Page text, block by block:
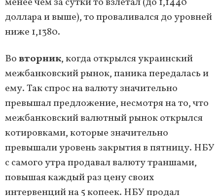
доллара и выше), то проваливался до уровней
ниже 1,1380.
Вовторник, когда открылся украинский
межбанковский рынок, паника передалась и
ему. Так спрос на валюту значительно
превышал предложение, несмотря на то, что
межбанковский валютный рынок открылся
котировками, которые значительно
превышали уровень закрытия в пятницу. НБУ
с самого утра продавал валюту траншами,
повышая каждый раз цену своих
интервенций на 5 копеек. НБУ продал